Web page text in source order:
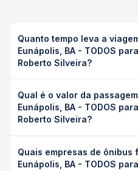
Quanto tempo leva a
Eunápolis, BA - TODOS
Roberto Silveira?
Niterói, RJ - Gov. Roberto
45min, podendo variar
serviço (convencional,
desejada.
Qual é o valor da
Eunápolis, BA - TODOS
Roberto Silveira?
TODOS para Niterói, RJ -
média R$ 433,17 e varia
Quais empresas de ônibus
Eunápolis, BA - TODOS